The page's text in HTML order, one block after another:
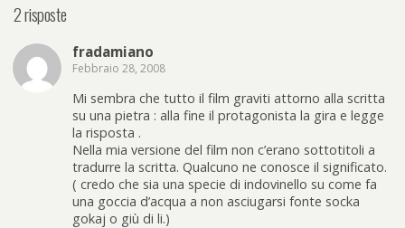
2 risposte
fradamiano
Febbraio 28, 2008
Mi sembra che tutto il film graviti attorno alla scritta
su una pietra : alla fine il protagonista la gira e legge
la risposta .
Nella mia versione del film non c’erano sottotitoli a
tradurre la scritta. Qualcuno ne conosce il significato.
( credo che sia una specie di indovinello su come fa
una goccia d’acqua a non asciugarsi fonte socka
gokaj o giù di li.)